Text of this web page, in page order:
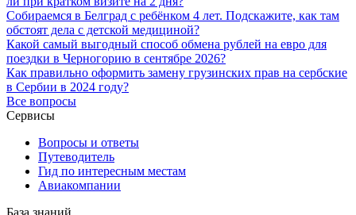
Собираемся в Белград с ребёнком 4 лет. Подскажите, как там
обстоят дела с детской медициной?
Какой самый выгодный способ обмена рублей на евро для
поездки в Черногорию в сентябре 2026?
Как правильно оформить замену грузинских прав на сербские
в Сербии в 2024 году?
Все вопросы
Сервисы
Вопросы и ответы
Путеводитель
Гид по интересным местам
Авиакомпании
База знаний